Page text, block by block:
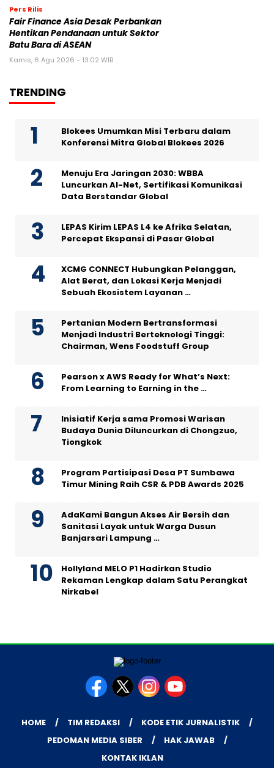
Pers Rilis
Fair Finance Asia Desak Perbankan
Hentikan Pendanaan untuk Sektor
Batu Bara di ASEAN
Kamis, 6 Agu 2026 - 13:02 WIB
TRENDING
Blokees Umumkan Misi Terbaru dalam
Konferensi Mitra Global Blokees 2026
Menuju Era Jaringan 2030: WBBA
Luncurkan AI-Net, Sertifikasi Komunikasi
Data Berstandar Global
LEPAS Kirim LEPAS L4 ke Afrika Selatan,
Percepat Ekspansi di Pasar Global
XCMG CONNECT Hubungkan Pelanggan,
Alat Berat, dan Lokasi Kerja Menjadi
Sebuah Ekosistem Layanan …
Pertanian Modern Bertransformasi
Menjadi Industri Berteknologi Tinggi:
Chairman, Wens Foodstuff Group
Pearson x AWS Ready for What’s Next:
From Learning to Earning in the …
Inisiatif Kerja sama Promosi Warisan
Budaya Dunia Diluncurkan di Chongzuo,
Tiongkok
Program Partisipasi Desa PT Sumbawa
Timur Mining Raih CSR & PDB Awards 2025
AdaKami Bangun Akses Air Bersih dan
Sanitasi Layak untuk Warga Dusun
Banjarsari Lampung …
Hollyland MELO P1 Hadirkan Studio
Rekaman Lengkap dalam Satu Perangkat
Nirkabel
HOME TIM REDAKSI
KODE ETIK JURNALISTIK
PEDOMAN MEDIA SIBER
HAK JAWAB
KONTAK IKLAN